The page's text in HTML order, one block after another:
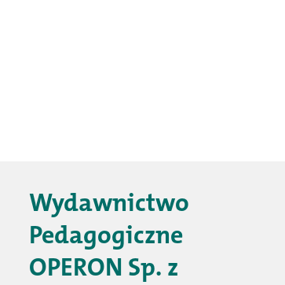
Wydawnictwo
Pedagogiczne
OPERON Sp. z